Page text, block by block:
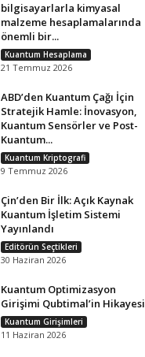
bilgisayarlarla kimyasal
malzeme hesaplamalarında
önemli bir...
Kuantum Hesaplama
21 Temmuz 2026
ABD’den Kuantum Çağı İçin
Stratejik Hamle: İnovasyon,
Kuantum Sensörler ve Post-
Kuantum...
Kuantum Kriptografi
9 Temmuz 2026
Çin’den Bir İlk: Açık Kaynak
Kuantum İşletim Sistemi
Yayınlandı
Editörün Seçtikleri
30 Haziran 2026
Kuantum Optimizasyon
Girişimi Qubtimal’in Hikayesi
Kuantum Girişimleri
11 Haziran 2026